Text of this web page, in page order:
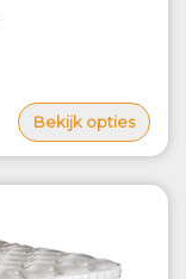
Bekijk opties